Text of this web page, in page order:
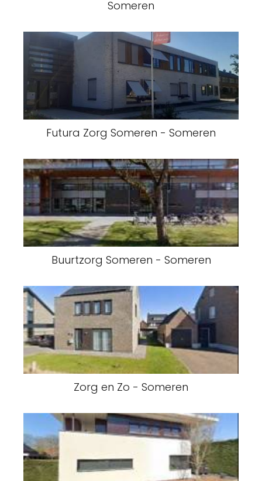
Someren
Futura Zorg Someren - Someren
Buurtzorg Someren - Someren
Zorg en Zo - Someren